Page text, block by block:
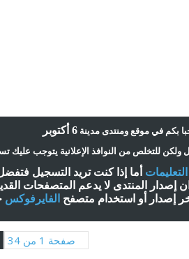
بكم في موقع ومنتدى مدينة6 أكتوبر
للتخلص من النوافذ الإعلانية يتوجب عليك
التعليمات ما إذا كنت تريد التسجيل
إصدار المنتدى لا يدعم المتصفحات
إصدار أو استخدام متصفح الفايرفوكس
صفحة 1 من 34